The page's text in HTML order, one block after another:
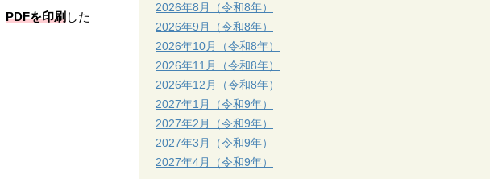
PDFを印刷 した
2026年8月（令和8年）
2026年9月（令和8年）
2026年10月（令和8年）
2026年11月（令和8年）
2026年12月（令和8年）
2027年1月（令和9年）
2027年2月（令和9年）
2027年3月（令和9年）
2027年4月（令和9年）